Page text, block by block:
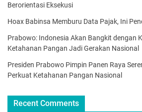
Berorientasi Eksekusi
Hoax Babinsa Memburu Data Pajak, Ini
Prabowo: Indonesia Akan Bangkit dengan
Ketahanan Pangan Jadi Gerakan Nasional
Presiden Prabowo Pimpin Panen Raya
Perkuat Ketahanan Pangan Nasional
Recent Comments